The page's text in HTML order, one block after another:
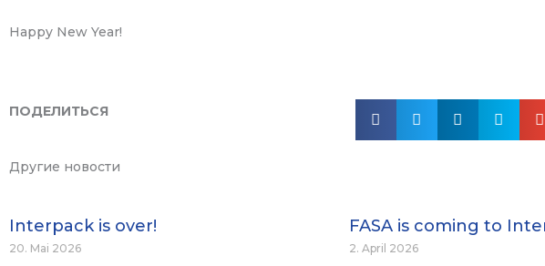
Happy New Year!
ПОДЕЛИТЬСЯ
Другие новости
Interpack is over!
20. Mai 2026
FASA is coming to
2. April 2026